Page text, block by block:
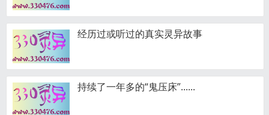
经历过或听过的真实灵异故事
持续了一年多的“鬼压床”......